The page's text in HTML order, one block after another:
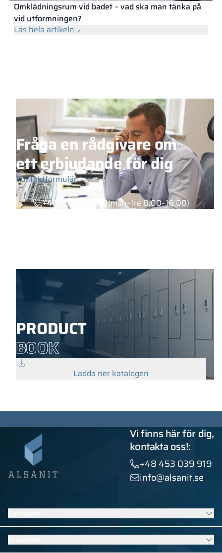
Omklädningsrum vid badet – vad ska man tänka på
vid utformningen?
Läs hela artikeln
Fråga en rådgivare om
ett erbjudande för dig
Kontaktformulär
+48 453 039 919(mån–fre 8:00–16:00)
PRODUCT
BOOK
Ladda ner katalogen
Vi finns här för dig,
kontakta oss!:
+48 453 039 919
info@alsanit.se
Skåp
Sanitära kabiner